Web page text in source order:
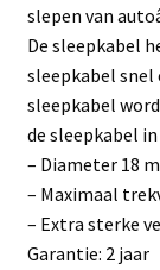
slepen van
De sleepkabel
sleepkabel snel
sleepkabel
de sleepkabel
– Diameter 18
– Maximaal
– Extra sterke
Garantie: 2 jaar